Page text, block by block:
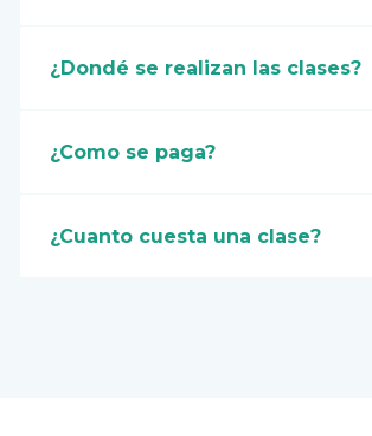
¿Dondé se realizan las clases?
¿Como se paga?
¿Cuanto cuesta una clase?